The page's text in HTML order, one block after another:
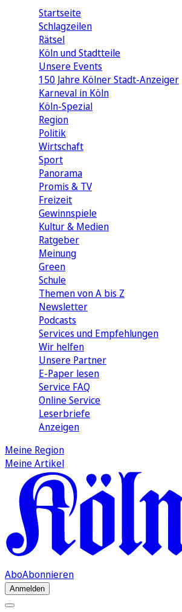
Startseite
Schlagzeilen
Rätsel
Köln und Stadtteile
Unsere Events
150 Jahre Kölner Stadt-Anzeiger
Karneval in Köln
Köln-Spezial
Region
Politik
Wirtschaft
Sport
Panorama
Promis & TV
Freizeit
Gewinnspiele
Kultur & Medien
Ratgeber
Meinung
Green
Schule
Themen von A bis Z
Newsletter
Podcasts
Services und Empfehlungen
Wir helfen
Unsere Partner
E-Paper lesen
Service FAQ
Online Service
Leserbriefe
Anzeigen
Meine Region
Meine Artikel
AboAbonnieren
Anmelden